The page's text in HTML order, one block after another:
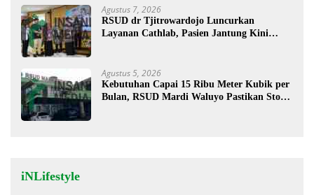
Agustus 7, 2026
RSUD dr Tjitrowardojo Luncurkan
Layanan Cathlab, Pasien Jantung Kini
Agustus 5, 2026
Kebutuhan Capai 15 Ribu Meter Kubik per
Bulan, RSUD Mardi Waluyo Pastikan Stok
iNLifestyle